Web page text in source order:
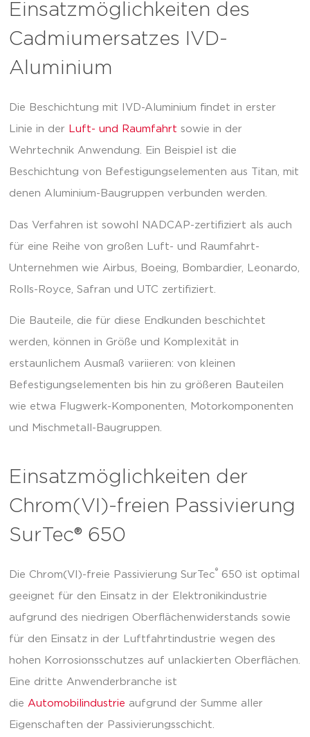
Einsatzmöglichkeiten des
Cadmiumersatzes IVD-
Aluminium
Die Beschichtung mit IVD-Aluminium findet in erster
Linie in der Luft- und Raumfahrt sowie in der
Wehrtechnik Anwendung. Ein Beispiel ist die
Beschichtung von Befestigungselementen aus Titan, mit
denen Aluminium-Baugruppen verbunden werden.
Das Verfahren ist sowohl NADCAP-zertifiziert als auch
für eine Reihe von großen Luft- und Raumfahrt-
Unternehmen wie Airbus, Boeing, Bombardier, Leonardo,
Rolls-Royce, Safran und UTC zertifiziert.
Die Bauteile, die für diese Endkunden beschichtet
werden, können in Größe und Komplexität in
erstaunlichem Ausmaß variieren: von kleinen
Befestigungselementen bis hin zu größeren Bauteilen
wie etwa Flugwerk-Komponenten, Motorkomponenten
und Mischmetall-Baugruppen.
Einsatzmöglichkeiten der
Chrom(VI)-freien Passivierung
SurTec® 650
Die Chrom(VI)-freie Passivierung SurTec® 650 ist optimal
geeignet für den Einsatz in der Elektronikindustrie
aufgrund des niedrigen Oberflächenwiderstands sowie
für den Einsatz in der Luftfahrtindustrie wegen des
hohen Korrosionsschutzes auf unlackierten Oberflächen.
Eine dritte Anwenderbranche ist
die Automobilindustrie aufgrund der Summe aller
Eigenschaften der Passivierungsschicht.